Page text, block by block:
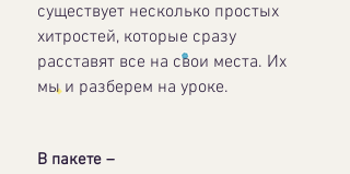
существует несколько простых
хитростей, которые сразу
расставят все на свои места. Их
мы и разберем на уроке.
В пакете –